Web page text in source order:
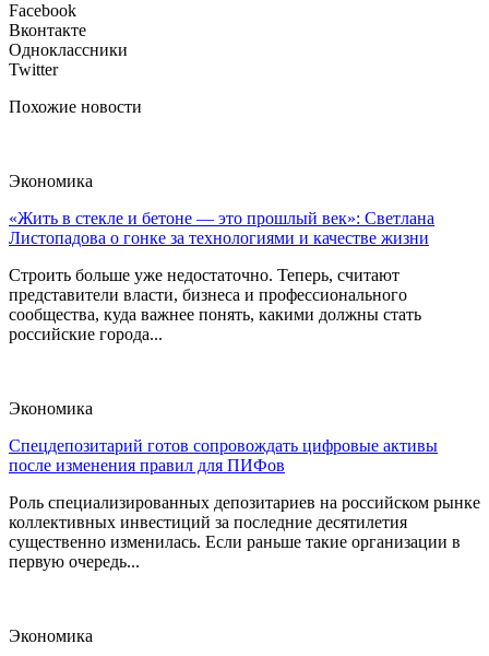
Facebook
Вконтакте
Одноклассники
Twitter
Похожие новости
Экономика
«Жить в стекле и бетоне — это прошлый век»: Светлана
Листопадова о гонке за технологиями и качестве жизни
Строить больше уже недостаточно. Теперь, считают
представители власти, бизнеса и профессионального
сообщества, куда важнее понять, какими должны стать
российские города...
Экономика
Спецдепозитарий готов сопровождать цифровые активы
после изменения правил для ПИФов
Роль специализированных депозитариев на российском рынке
коллективных инвестиций за последние десятилетия
существенно изменилась. Если раньше такие организации в
первую очередь...
Экономика